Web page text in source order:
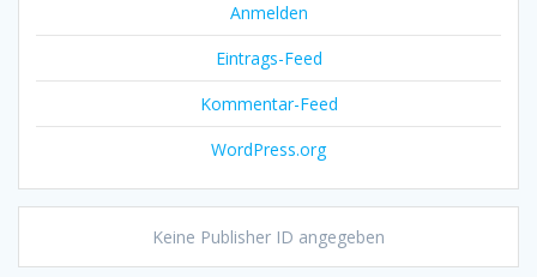
Anmelden
Eintrags-Feed
Kommentar-Feed
WordPress.org
Keine Publisher ID angegeben